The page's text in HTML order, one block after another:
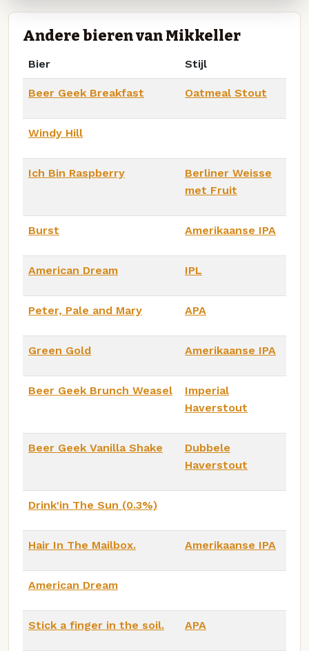
Andere bieren van Mikkeller
Bier Stijl
Beer Geek Breakfast Oatmeal Stout
Windy Hill
Ich Bin Raspberry
Berliner Weisse
met Fruit
Burst Amerikaanse IPA
American Dream IPL
Peter, Pale and Mary APA
Green Gold Amerikaanse IPA
Beer Geek Brunch Weasel
Imperial
Haverstout
Beer Geek Vanilla Shake
Dubbele
Haverstout
Drink'in The Sun (0.3%)
Hair In The Mailbox. Amerikaanse IPA
American Dream
Stick a finger in the soil. APA